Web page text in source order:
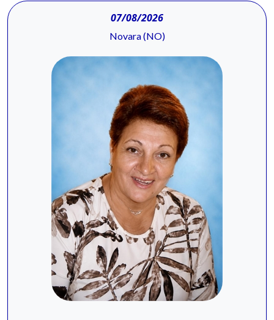
07/08/2026
Novara (NO)